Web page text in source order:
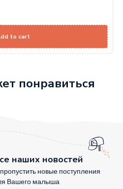
to cart
понравиться
наших новостей
новые поступления
Вашего малыша